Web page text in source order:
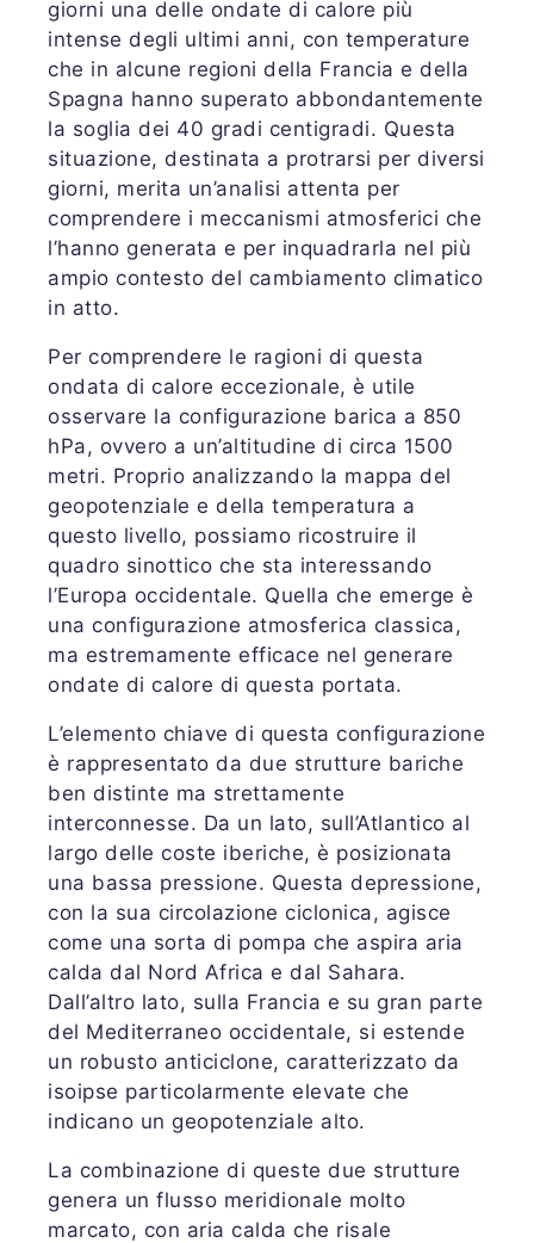
giorni una delle ondate di calore più
intense degli ultimi anni, con temperature
che in alcune regioni della Francia e della
Spagna hanno superato abbondantemente
la soglia dei 40 gradi centigradi. Questa
situazione, destinata a protrarsi per diversi
giorni, merita un’analisi attenta per
comprendere i meccanismi atmosferici che
l’hanno generata e per inquadrarla nel più
ampio contesto del cambiamento climatico
in atto.
Per comprendere le ragioni di questa
ondata di calore eccezionale, è utile
osservare la configurazione barica a 850
hPa, ovvero a un’altitudine di circa 1500
metri. Proprio analizzando la mappa del
geopotenziale e della temperatura a
questo livello, possiamo ricostruire il
quadro sinottico che sta interessando
l’Europa occidentale. Quella che emerge è
una configurazione atmosferica classica,
ma estremamente efficace nel generare
ondate di calore di questa portata.
L’elemento chiave di questa configurazione
è rappresentato da due strutture bariche
ben distinte ma strettamente
interconnesse. Da un lato, sull’Atlantico al
largo delle coste iberiche, è posizionata
una bassa pressione. Questa depressione,
con la sua circolazione ciclonica, agisce
come una sorta di pompa che aspira aria
calda dal Nord Africa e dal Sahara.
Dall’altro lato, sulla Francia e su gran parte
del Mediterraneo occidentale, si estende
un robusto anticiclone, caratterizzato da
isoipse particolarmente elevate che
indicano un geopotenziale alto.
La combinazione di queste due strutture
genera un flusso meridionale molto
marcato, con aria calda che risale